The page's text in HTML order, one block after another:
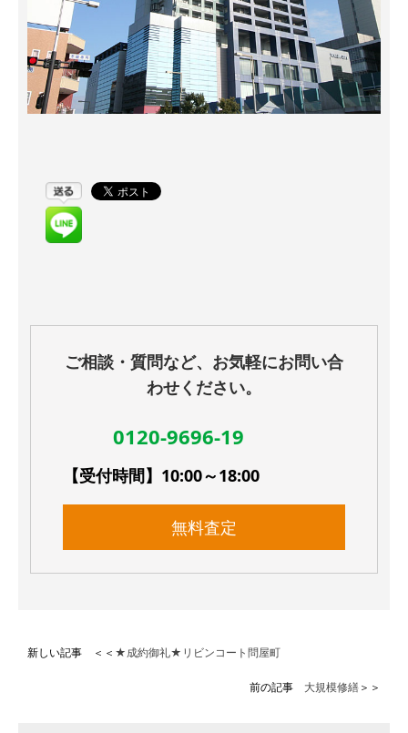
ご相談・質問など、お気軽にお問い合
わせください。
0120-9696-19
【受付時間】10:00～18:00
無料査定
新しい記事 ＜＜ ★成約御礼★リビンコート問屋町
前の記事 大規模修繕＞＞